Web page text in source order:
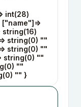
int(28)
string(0) ""
string(0) ""
string(0) ""
""
"" }